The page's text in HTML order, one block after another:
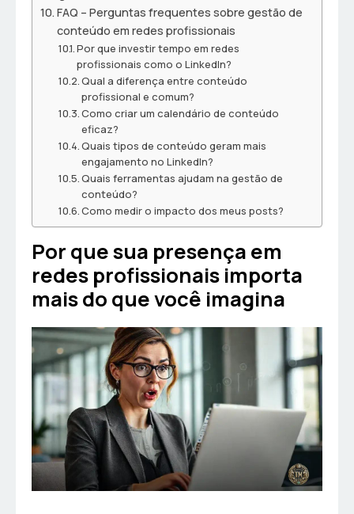
FAQ – Perguntas frequentes sobre gestão de
conteúdo em redes profissionais
Por que investir tempo em redes
profissionais como o LinkedIn?
Qual a diferença entre conteúdo
profissional e comum?
Como criar um calendário de conteúdo
eficaz?
Quais tipos de conteúdo geram mais
engajamento no LinkedIn?
Quais ferramentas ajudam na gestão de
conteúdo?
Como medir o impacto dos meus posts?
Por que sua presença em
redes profissionais importa
mais do que você imagina